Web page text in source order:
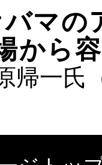
バマ
から
帰一氏